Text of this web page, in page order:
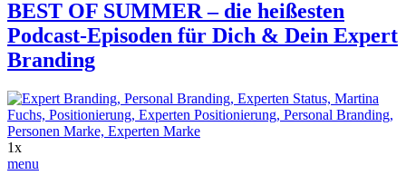
BEST OF SUMMER – die heißesten
Podcast-Episoden für Dich & Dein Expert
Branding
1x
menu